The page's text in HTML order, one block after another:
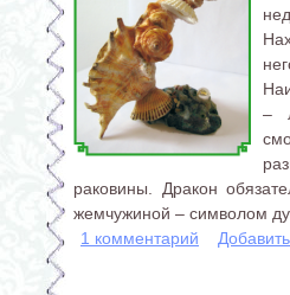
–
раковины. Дракон
жемчужиной – символом
1 комментарий